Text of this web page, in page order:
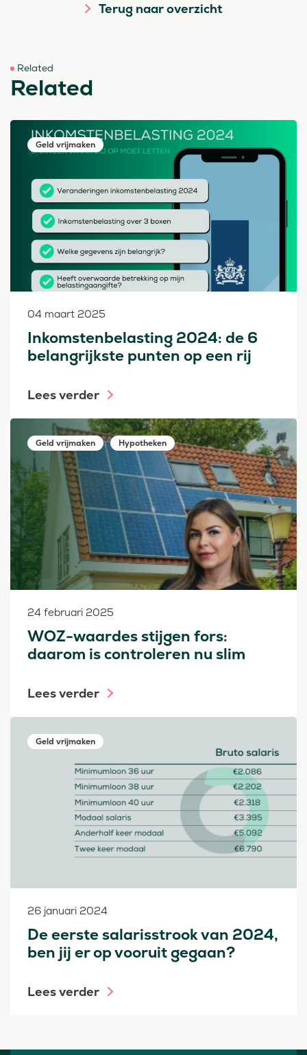
Terug naar overzicht
Related
Related
Geld vrijmaken
04 maart 2025
Inkomstenbelasting 2024: de 6
belangrijkste punten op een rij
Lees verder
Geld vrijmaken Hypotheken
24 februari 2025
WOZ-waardes stijgen fors:
daarom is controleren nu slim
Lees verder
Geld vrijmaken
26 januari 2024
De eerste salarisstrook van 2024,
ben jij er op vooruit gegaan?
Lees verder